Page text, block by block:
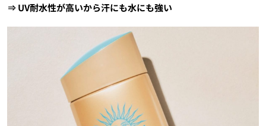
⇒ UV耐水性が高いから汗にも水にも強い